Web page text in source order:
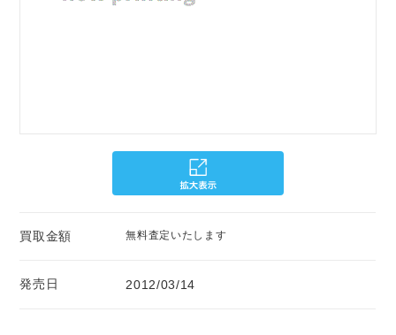
買取金額 無料査定いたします
発売日 2012/03/14